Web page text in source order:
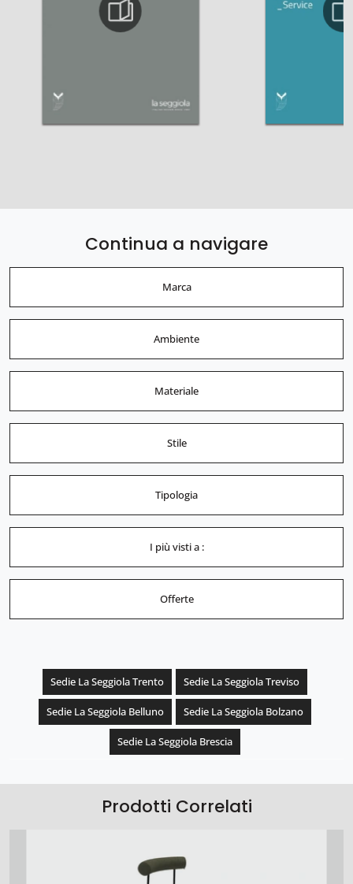
Continua a navigare
Marca
Ambiente
Materiale
Stile
Tipologia
I più visti a :
Offerte
Sedie La Seggiola Trento Sedie La Seggiola Treviso
Sedie La Seggiola Belluno Sedie La Seggiola Bolzano
Sedie La Seggiola Brescia
Prodotti Correlati